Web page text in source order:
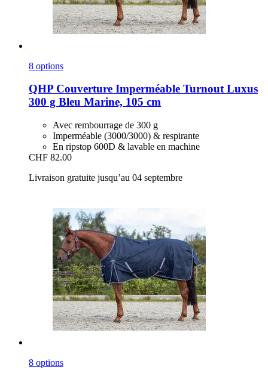
8 options
QHP Couverture Imperméable Turnout Luxus
300 g Bleu Marine, 105 cm
Avec rembourrage de 300 g
Imperméable (3000/3000) & respirante
En ripstop 600D & lavable en machine
CHF 82.00
Livraison gratuite jusqu’au 04 septembre
8 options